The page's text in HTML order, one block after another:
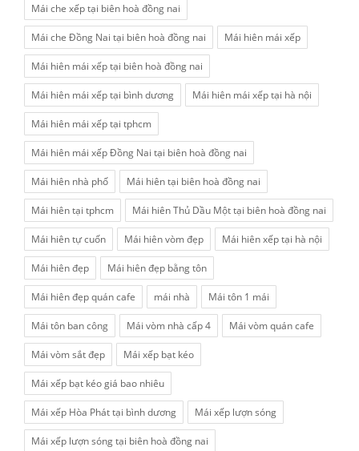
Mái che xếp tại biên hoà đồng nai
Mái che Đồng Nai tại biên hoà đồng nai Mái hiên mái xếp
Mái hiên mái xếp tại biên hoà đồng nai
Mái hiên mái xếp tại bình dương Mái hiên mái xếp tại hà nội
Mái hiên mái xếp tại tphcm
Mái hiên mái xếp Đồng Nai tại biên hoà đồng nai
Mái hiên nhà phố Mái hiên tại biên hoà đồng nai
Mái hiên tại tphcm Mái hiên Thủ Dầu Một tại biên hoà đồng nai
Mái hiên tự cuốn Mái hiên vòm đẹp Mái hiên xếp tại hà nội
Mái hiên đẹp Mái hiên đẹp bằng tôn
Mái hiên đẹp quán cafe mái nhà Mái tôn 1 mái
Mái tôn ban công Mái vòm nhà cấp 4 Mái vòm quán cafe
Mái vòm sắt đẹp Mái xếp bạt kéo
Mái xếp bạt kéo giá bao nhiêu
Mái xếp Hòa Phát tại bình dương Mái xếp lượn sóng
Mái xếp lượn sóng tại biên hoà đồng nai